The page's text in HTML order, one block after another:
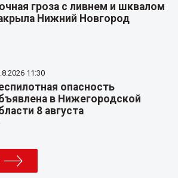
гроза с ливнем и шквалом
Нижний Новгород
11:30
опасность
в Нижегородской
8 августа